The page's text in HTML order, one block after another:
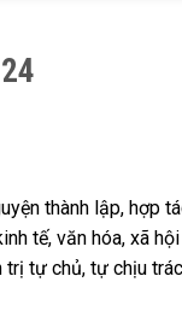
thành lập, hợp
tế, văn hóa, xã
trị tự chủ, tự chịu